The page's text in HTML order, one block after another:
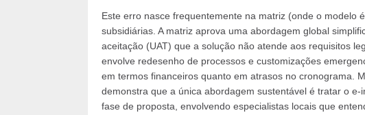
Este erro nasce frequentemente na matriz (onde o modelo
subsidiárias. A matriz aprova uma abordagem global
aceitação (UAT) que a solução não atende aos requisitos
envolve redesenho de processos e customizações
em termos financeiros quanto em atrasos no cronograma.
demonstra que a única abordagem sustentável é tratar o
fase de proposta, envolvendo especialistas locais que